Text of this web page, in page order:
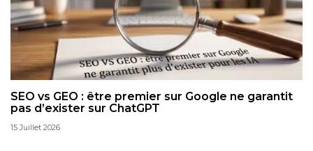
SEO vs GEO : être premier sur Google ne garantit
pas d’exister sur ChatGPT
15 Juillet 2026